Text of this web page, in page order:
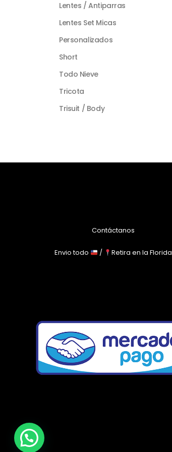
Lentes / Antiparras
Lentes Set Micas
Personalizados
Short
Todo Nieve
Tricota
Trisuit / Body
Contáctanos
Envio todo / Retira en la Florida